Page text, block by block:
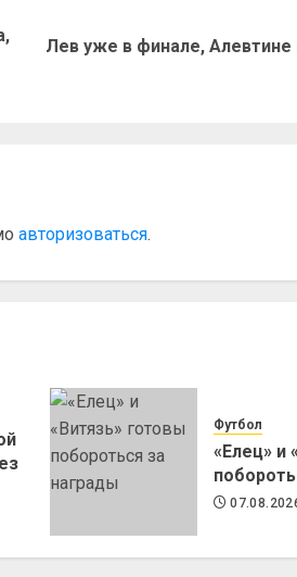
Лев уже в финале,
авторизоваться.
Футбол
«Елец» и